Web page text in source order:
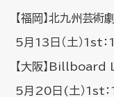
【福岡】北九州芸術
5月13日（土）1st
【大阪】
5月20日(土）1st